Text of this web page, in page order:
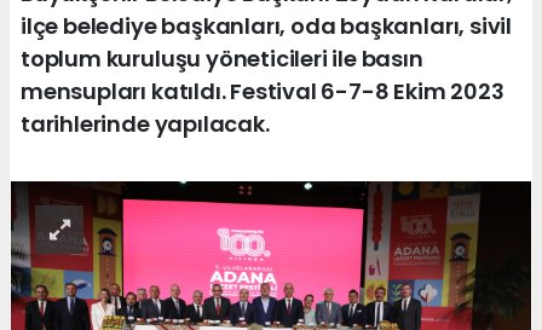
ilçe belediye başkanları, oda başkanları, sivil
toplum kuruluşu yöneticileri ile basın
mensupları katıldı. Festival 6-7-8 Ekim 2023
tarihlerinde yapılacak.